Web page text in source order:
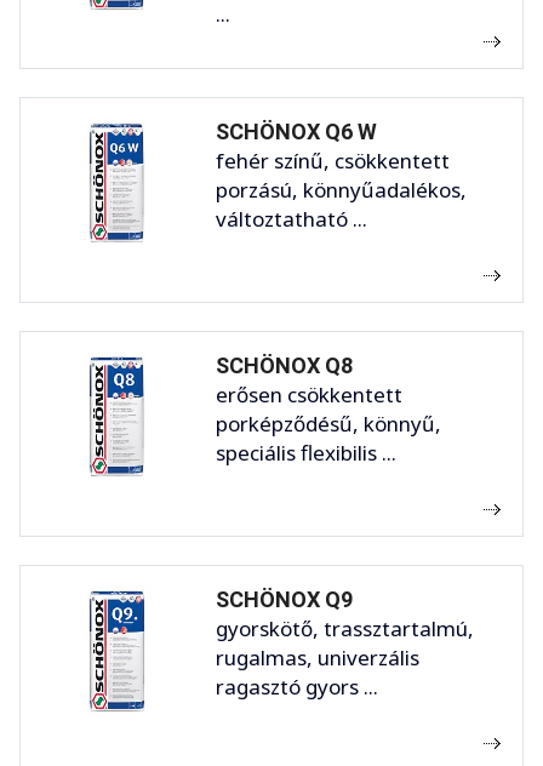
...
SCHÖNOX Q6 W
fehér színű, csökkentett
porzású, könnyűadalékos,
változtatható ...
SCHÖNOX Q8
erősen csökkentett
porképződésű, könnyű,
speciális flexibilis ...
SCHÖNOX Q9
gyorskötő, trassztartalmú,
rugalmas, univerzális
ragasztó gyors ...